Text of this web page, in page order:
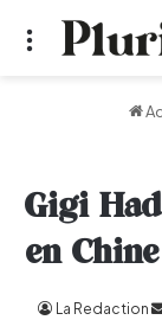
Menu
Gigi
en
La Redaction